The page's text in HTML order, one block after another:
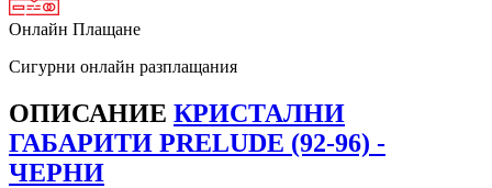
Онлайн Плащане
Сигурни онлайн разплащания
ОПИСАНИЕ КРИСТАЛНИ
ГАБАРИТИ PRELUDE (92-96) -
ЧЕРНИ